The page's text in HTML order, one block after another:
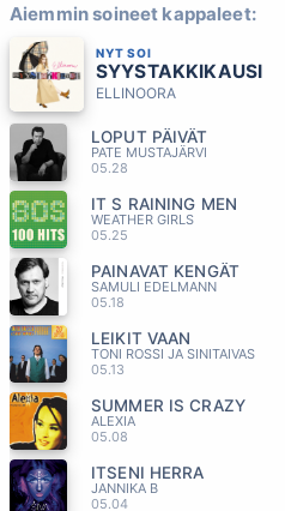
Aiemmin soineet kappaleet:
NYT SOI
SYYSTAKKIKAUSI
ELLINOORA
LOPUT PÄIVÄT
PATE MUSTAJÄRVI
05.28
IT S RAINING MEN
WEATHER GIRLS
05.25
PAINAVAT KENGÄT
SAMULI EDELMANN
05.18
LEIKIT VAAN
TONI ROSSI JA SINITAIVAS
05.13
SUMMER IS CRAZY
ALEXIA
05.08
ITSENI HERRA
JANNIKA B
05.04